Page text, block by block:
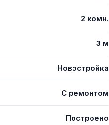
2 комн.
3 м
Новостройка
С ремонтом
Построено